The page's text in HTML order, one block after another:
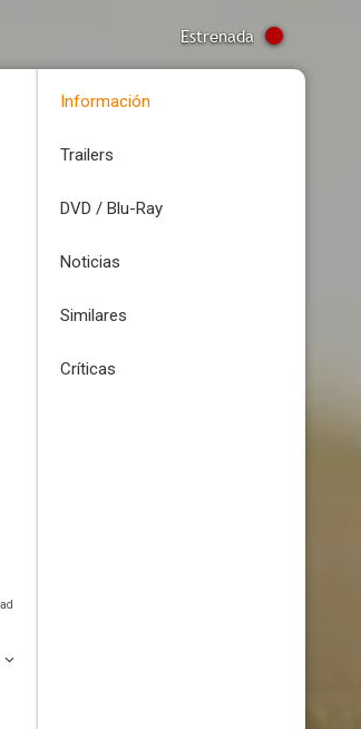
Estrenada
Información
Trailers
DVD / Blu-Ray
Noticias
Similares
Críticas